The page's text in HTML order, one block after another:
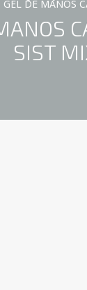
GEL DE MANOS
SIST